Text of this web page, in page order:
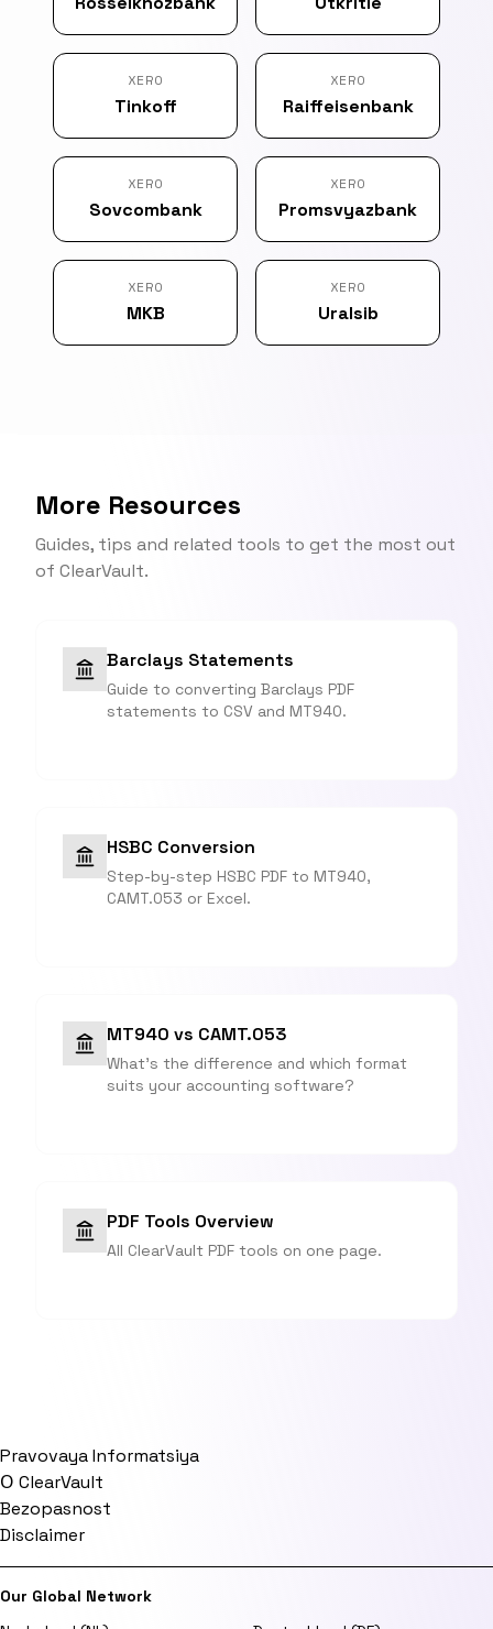
XERO
Tinkoff
XERO
Raiffeisenbank
XERO
Sovcombank
XERO
Promsvyazbank
XERO
MKB
XERO
Uralsib
More Resources
Guides, tips and related tools to get the most out
of ClearVault.
Barclays Statements
Guide to converting Barclays PDF
statements to CSV and MT940.
HSBC Conversion
Step-by-step HSBC PDF to MT940,
CAMT.053 or Excel.
MT940 vs CAMT.053
What's the difference and which format
suits your accounting software?
PDF Tools Overview
All ClearVault PDF tools on one page.
Pravovaya Informatsiya
О ClearVault
Bezopasnost
Disclaimer
Our Global Network